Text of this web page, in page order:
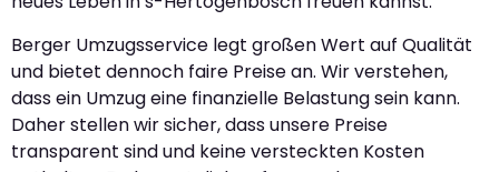
Berger Umzugsservice legt großen Wert auf Qualität
und bietet dennoch faire Preise an. Wir verstehen,
dass ein Umzug eine finanzielle Belastung sein kann.
Daher stellen wir sicher, dass unsere Preise
transparent sind und keine versteckten Kosten